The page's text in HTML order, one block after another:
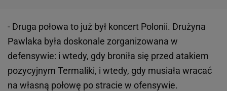
- Druga połowa to już był koncert Polonii. Drużyna
Pawlaka była doskonale zorganizowana w
defensywie: i wtedy, gdy broniła się przed atakiem
pozycyjnym Termaliki, i wtedy, gdy musiała wracać
na własną połowę po stracie w ofensywie.